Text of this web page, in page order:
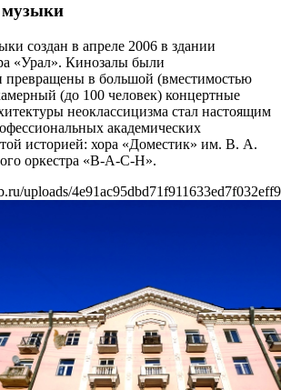
музыки
создан в апреле 2006 в здании
«Урал». Кинозалы были
превращены в большой (вместимостью
(до 100 человек) концертные
неоклассицизма стал настоящим
академических
историей: хора «Доместик» им. В. А.
оркестра «В-А-С-Н».
uploads/